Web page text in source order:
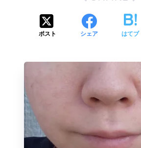
ポスト シェア はてブ